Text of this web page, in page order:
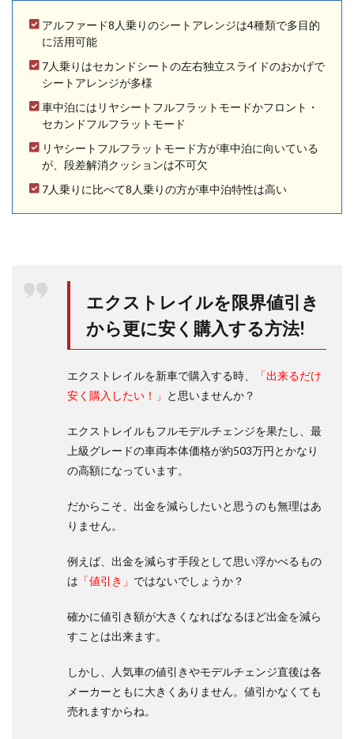
アルファード8人乗りのシートアレンジは4種類で多目的
に活用可能
7人乗りはセカンドシートの左右独立スライドのおかげで
シートアレンジが多様
車中泊にはリヤシートフルフラットモードかフロント・
セカンドフルフラットモード
リヤシートフルフラットモード方が車中泊に向いている
が、段差解消クッションは不可欠
7人乗りに比べて8人乗りの方が車中泊特性は高い
エクストレイルを限界値引き
から更に安く購入する方法!
エクストレイルを新車で購入する時、
「出来るだけ
安く購入したい！」 と思いませんか？
エクストレイルもフルモデルチェンジを果たし、最
上級グレードの車両本体価格が約503万円とかなり
の高額になっています。
だからこそ、出金を減らしたいと思うのも無理はあ
りません。
例えば、出金を減らす手段として思い浮かべるもの
は 「値引き」 ではないでしょうか？
確かに値引き額が大きくなればなるほど出金を減ら
すことは出来ます。
しかし、人気車の値引きやモデルチェンジ直後は各
メーカーともに大きくありません。値引かなくても
売れますからね。